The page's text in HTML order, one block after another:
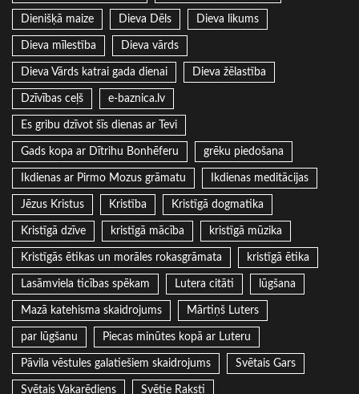
Dienišķā maize Dieva Dēls Dieva likums
Dieva mīlestība Dieva vārds
Dieva Vārds katrai gada dienai Dieva žēlastība
Dzīvības ceļš e-baznica.lv
Es gribu dzīvot šīs dienas ar Tevi
Gads kopa ar Dītrihu Bonhēferu grēku piedošana
Ikdienas ar Pirmo Mozus grāmatu Ikdienas meditācijas
Jēzus Kristus Kristība Kristīgā dogmatika
Kristīgā dzīve kristīgā mācība kristīgā mūzika
Kristīgās ētikas un morāles rokasgrāmata kristīgā ētika
Lasāmviela ticības spēkam Lutera citāti lūgšana
Mazā katehisma skaidrojums Mārtiņš Luters
par lūgšanu Piecas minūtes kopā ar Luteru
Pāvila vēstules galatiešiem skaidrojums Svētais Gars
Svētais Vakarēdiens Svētie Raksti